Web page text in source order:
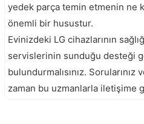
yedek parça temin etmenin ne
önemli bir husustur.
Evinizdeki LG cihazlarının
servislerinin sunduğu desteği
bulundurmalısınız.
zaman bu uzmanlarla iletişime